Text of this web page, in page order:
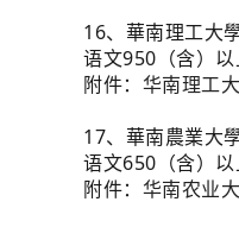
16、 華南理工大
语文950（含）
附件： 华南理工
17、 華南農業大
语文650（含）
附件： 华南农业